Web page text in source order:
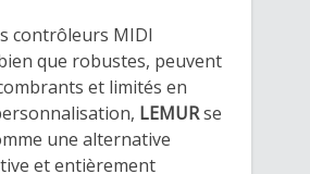
contrôleurs MIDI
que robustes, peuvent
et limités en
LEMURse
une alternative
et entièrement